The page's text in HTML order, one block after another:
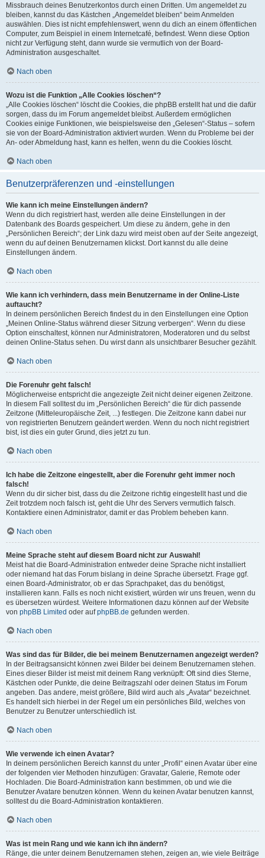
Missbrauch deines Benutzerkontos durch einen Dritten. Um angemeldet zu
bleiben, kannst du das Kästchen „Angemeldet bleiben“ beim Anmelden
auswählen. Dies ist nicht empfehlenswert, wenn du dich an einem öffentlichen
Computer, zum Beispiel in einem Internetcafé, befindest. Wenn diese Option
nicht zur Verfügung steht, dann wurde sie vermutlich von der Board-
Administration ausgeschaltet.
Nach oben
Wozu ist die Funktion „Alle Cookies löschen“?
„Alle Cookies löschen“ löscht die Cookies, die phpBB erstellt hat und die dafür
sorgen, dass du im Forum angemeldet bleibst. Außerdem ermöglichen
Cookies einige Funktionen, wie beispielsweise den „Gelesen“-Status – sofern
sie von der Board-Administration aktiviert wurden. Wenn du Probleme bei der
An- oder Abmeldung hast, kann es helfen, wenn du die Cookies löscht.
Nach oben
Benutzerpräferenzen und -einstellungen
Wie kann ich meine Einstellungen ändern?
Wenn du dich registriert hast, werden alle deine Einstellungen in der
Datenbank des Boards gespeichert. Um diese zu ändern, gehe in den
„Persönlichen Bereich“; der Link dazu wird meist oben auf der Seite angezeigt,
wenn du auf deinen Benutzernamen klickst. Dort kannst du alle deine
Einstellungen ändern.
Nach oben
Wie kann ich verhindern, dass mein Benutzername in der Online-Liste
auftaucht?
In deinem persönlichen Bereich findest du in den Einstellungen eine Option
„Meinen Online-Status während dieser Sitzung verbergen“. Wenn du diese
Option einschaltest, können nur Administratoren, Moderatoren und du selbst
deinen Online-Status sehen. Du wirst dann als unsichtbarer Besucher gezählt.
Nach oben
Die Forenuhr geht falsch!
Möglicherweise entspricht die angezeigte Zeit nicht deiner eigenen Zeitzone.
In diesem Fall solltest du im „Persönlichen Bereich“ die für dich passende
Zeitzone (Mitteleuropäische Zeit, ...) festlegen. Die Zeitzone kann dabei nur
von registrierten Benutzern geändert werden. Wenn du noch nicht registriert
bist, ist dies ein guter Grund, dies jetzt zu tun.
Nach oben
Ich habe die Zeitzone eingestellt, aber die Forenuhr geht immer noch
falsch!
Wenn du dir sicher bist, dass du die Zeitzone richtig eingestellt hast und die
Zeit trotzdem noch falsch ist, geht die Uhr des Servers vermutlich falsch.
Kontaktiere einen Administrator, damit er das Problem beheben kann.
Nach oben
Meine Sprache steht auf diesem Board nicht zur Auswahl!
Meist hat die Board-Administration entweder deine Sprache nicht installiert
oder niemand hat das Forum bislang in deine Sprache übersetzt. Frage ggf.
einen Board-Administrator, ob er das Sprachpaket, das du benötigst,
installieren kann. Falls es noch nicht existiert, würden wir uns freuen, wenn du
es übersetzen würdest. Weitere Informationen dazu können auf der Website
von phpBB Limited oder aufphpBB.de gefunden werden.
Nach oben
Was sind das für Bilder, die bei meinem Benutzernamen angezeigt werden?
In der Beitragsansicht können zwei Bilder bei deinem Benutzernamen stehen.
Eines dieser Bilder ist meist mit deinem Rang verknüpft: Oft sind dies Sterne,
Kästchen oder Punkte, die deine Beitragszahl oder deinen Status im Forum
angeben. Das andere, meist größere, Bild wird auch als „Avatar“ bezeichnet.
Es handelt sich hierbei in der Regel um ein persönliches Bild, welches von
Benutzer zu Benutzer unterschiedlich ist.
Nach oben
Wie verwende ich einen Avatar?
In deinem persönlichen Bereich kannst du unter „Profil“ einen Avatar über eine
der folgenden vier Methoden hinzufügen: Gravatar, Galerie, Remote oder
Hochladen. Die Board-Administration kann bestimmen, ob und wie die
Benutzer Avatare benutzen können. Wenn du keinen Avatar benutzen kannst,
solltest du die Board-Administration kontaktieren.
Nach oben
Was ist mein Rang und wie kann ich ihn ändern?
Ränge, die unter deinem Benutzernamen stehen, zeigen an, wie viele Beiträge